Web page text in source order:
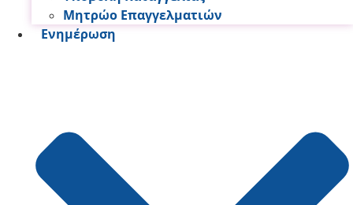
Μητρώο Επαγγελματιών
Ενημέρωση